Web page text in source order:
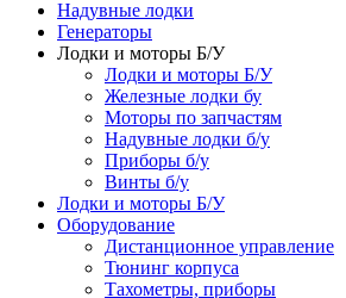
Надувные лодки
Генераторы
Лодки и моторы Б/У
Лодки и моторы Б/У
Железные лодки бу
Моторы по запчастям
Надувные лодки б/у
Приборы б/у
Винты б/у
Лодки и моторы Б/У
Оборудование
Дистанционное управление
Тюнинг корпуса
Тахометры, приборы